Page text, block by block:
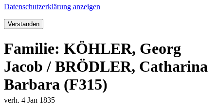
Datenschutzerklärung anzeigen
Verstanden
Familie: KÖHLER, Georg
Jacob / BRÖDLER, Catharina
Barbara (F315)
verh. 4 Jan 1835